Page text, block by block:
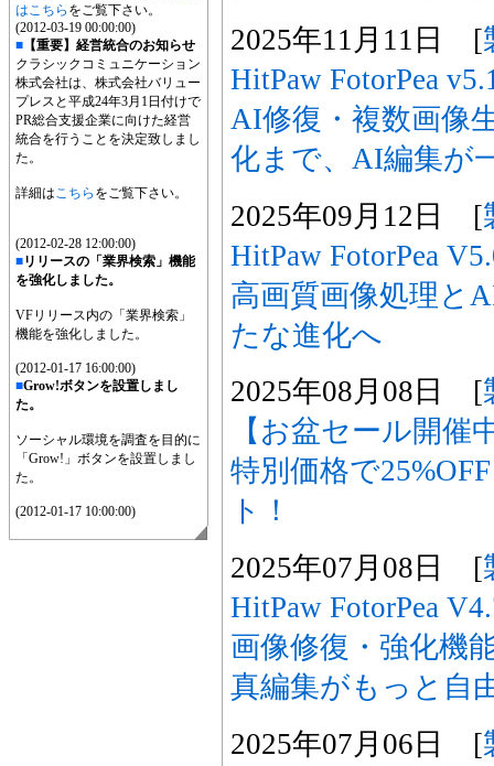
はこちら をご覧下さい。
(2012-03-19 00:00:00)
■ 【重要】経営統合のお知らせ
クラシックコミュニケーション
株式会社は、株式会社バリュー
プレスと平成24年3月1日付けで
PR総合支援企業に向けた経営
統合を行うことを決定致しまし
た。
詳細はこちら をご覧下さい。
(2012-02-28 12:00:00)
■リリースの「業界検索」機能
を強化しました。
VFリリース内の「業界検索」
機能を強化しました。
(2012-01-17 16:00:00)
■Grow!ボタンを設置しまし
た。
ソーシャル環境を調査を目的に
「Grow!」ボタンを設置しまし
た。
(2012-01-17 10:00:00)
2025年11月11日 [
HitPaw FotorPea
AI修復・複数画像
化まで、AI編集が
2025年09月12日 [
HitPaw FotorPea
高画質画像処理と
たな進化へ
2025年08月08日 [
【お盆セール開催
特別価格で
ト！
2025年07月08日 [
HitPaw FotorPea
画像修復・強化機
真編集がもっと自
2025年07月06日 [